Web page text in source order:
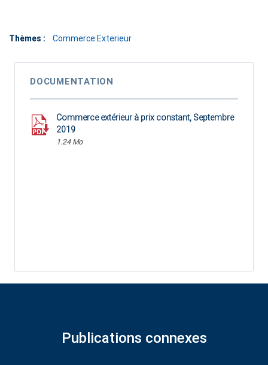
Thèmes : Commerce Exterieur
DOCUMENTATION
Commerce extérieur à prix constant, Septembre
2019
1.24 Mo
Publications connexes